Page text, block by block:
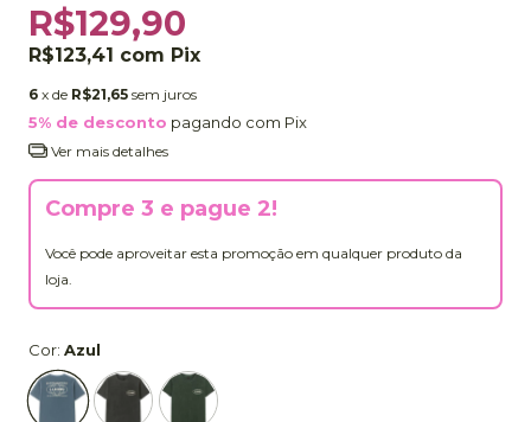
R$129,90
R$123,41 com Pix
6 x de R$21,65 sem juros
5% de desconto pagando com Pix
Ver mais detalhes
Compre 3 e pague 2!
Você pode aproveitar esta promoção em qualquer produto da
loja.
Cor: Azul